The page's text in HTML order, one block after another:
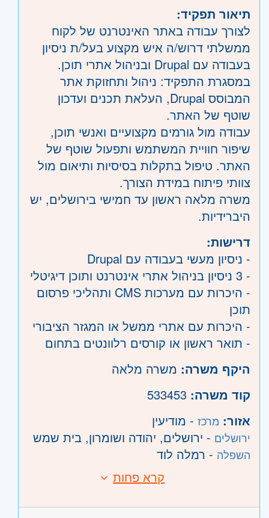
תיאור תפקיד:
לצורך עבודה באתר האינטרנט של לקוח
ממשלתי דרוש/ה איש מקצוע בעל/ת ניסיון
בעבודה עם Drupal ובניהול אתרי תוכן.
במסגרת התפקיד: ניהול ותחזוקת אתר
המבוסס Drupal, העלאת תכנים ועדכון
שוטף של האתר.
עבודה מול גורמים מקצועיים ואנשי תוכן,
שיפור חוויית המשתמש ותפעול שוטף של
האתר. טיפול בתקלות בסיסיות ותיאום מול
צוותי פיתוח במידת הצורך.
משרה מלאה ראשון עד חמישי בירושלים, יש
היברידיות.
דרישות:
- ניסיון מעשי בעבודה עם Drupal
- 3 ניסיון בניהול אתרי אינטרנט ותוכן דיגיטלי
- היכרות עם מערכות CMS ותהליכי פרסום
תוכן
- היכרות עם אתרי ממשל או המגזר הציבורי
- תואר ראשון או קורסים רלוונטים בתחום
היקף משרה: משרה מלאה
קוד משרה:
אזור: מרכז - מודיעין
ירושלים - ירושלים, יהודה ושומרון, בית שמש
השפלה - רמלה לוד
קרא פחות